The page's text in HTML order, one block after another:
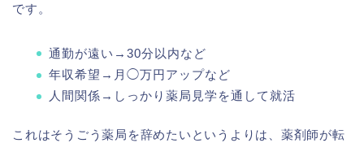
です。
通勤が遠い→30分以内など
年収希望→月◯万円アップなど
人間関係→しっかり薬局見学を通して就活
これはそうごう薬局を辞めたいというよりは、薬剤師が転